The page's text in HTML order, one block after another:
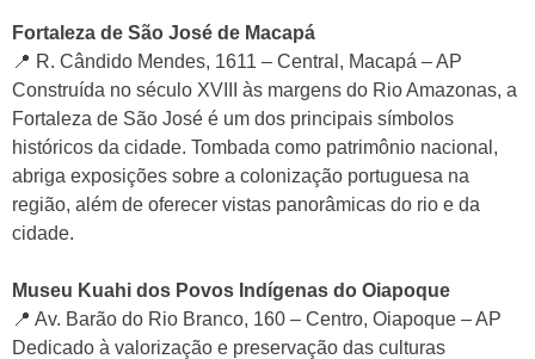
Fortaleza de São José de Macapá
📍 R. Cândido Mendes, 1611 – Central, Macapá – AP
Construída no século XVIII às margens do Rio Amazonas, a
Fortaleza de São José é um dos principais símbolos
históricos da cidade. Tombada como patrimônio nacional,
abriga exposições sobre a colonização portuguesa na
região, além de oferecer vistas panorâmicas do rio e da
cidade.
Museu Kuahi dos Povos Indígenas do Oiapoque
📍 Av. Barão do Rio Branco, 160 – Centro, Oiapoque – AP
Dedicado à valorização e preservação das culturas